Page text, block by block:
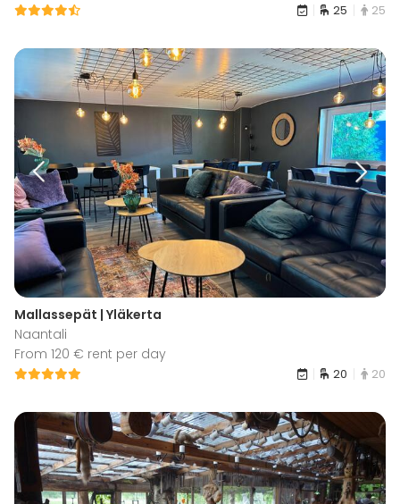
25 25
Mallassepät | Yläkerta
Naantali
From 120 € rent per day
20 20